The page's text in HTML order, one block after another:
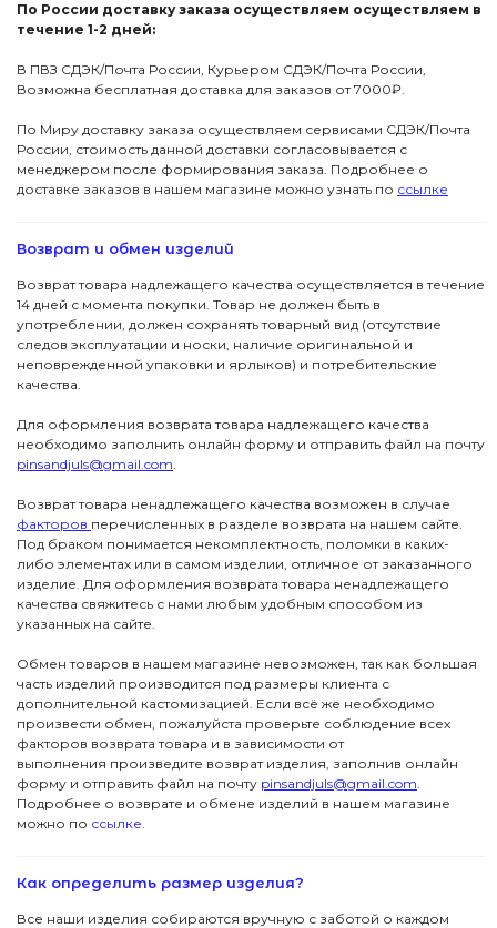
По России доставку заказа осуществляем осуществляем в
течение 1-2 дней:
В ПВЗ СДЭК/Почта России, Курьером СДЭК/Почта России,
Возможна бесплатная доставка для заказов от 7000₽.
По Миру доставку заказа осуществляем сервисами СДЭК/Почта
России, стоимость данной доставки согласовывается с
менеджером после формирования заказа. Подробнее о
доставке заказов в нашем магазине можно узнать по ссылке
Возврат и обмен изделий
Возврат товара надлежащего качества осуществляется в течение
14 дней с момента покупки. Товар не должен быть в
употреблении, должен сохранять товарный вид (отсутствие
следов эксплуатации и носки, наличие оригинальной и
неповрежденной упаковки и ярлыков) и потребительские
качества.
Для оформления возврата товара надлежащего качества
необходимо заполнить онлайн форму и отправить файл на почту
pinsandjuls@gmail.com.
Возврат товара ненадлежащего качества возможен в случае
факторов перечисленных в разделе возврата на нашем сайте.
Под браком понимается некомплектность, поломки в каких-
либо элементах или в самом изделии, отличное от заказанного
изделие. Для оформления возврата товара ненадлежащего
качества свяжитесь с нами любым удобным способом из
указанных на сайте.
Обмен товаров в нашем магазине невозможен, так как большая
часть изделий производится под размеры клиента с
дополнительной кастомизацией. Если всё же необходимо
произвести обмен, пожалуйста проверьте соблюдение всех
факторов возврата товара и в зависимости от
выполнения произведите возврат изделия, заполнив онлайн
форму и отправить файл на почту pinsandjuls@gmail.com.
Подробнее о возврате и обмене изделий в нашем магазине
можно по ссылке.
Как определить размер изделия?
Все наши изделия собираются вручную с заботой о каждом
Новинки
ДЖУЛСЫ
Детям
новинкам и стильные подборки
→